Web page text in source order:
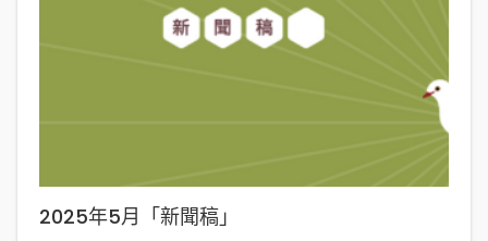
2025年5月「新聞稿」